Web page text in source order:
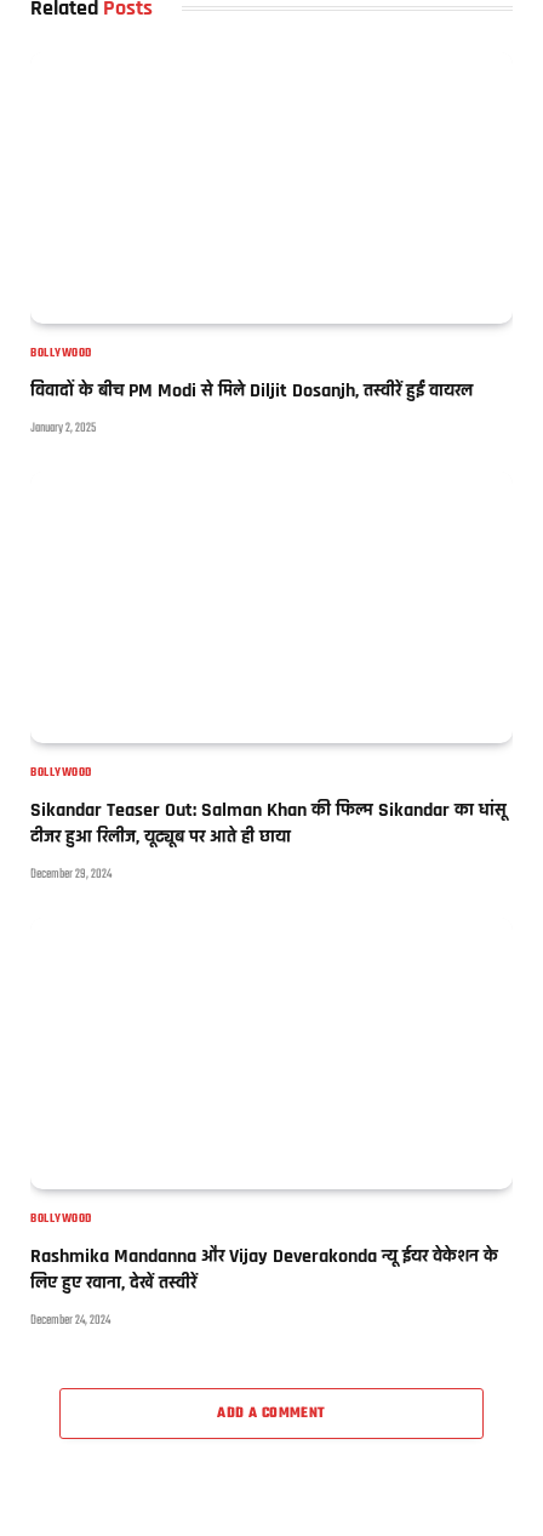
Related Posts
BOLLYWOOD
विवादों के बीच PM Modi से मिले Diljit Dosanjh, तस्वीरें हुईं वायरल
January 2, 2025
BOLLYWOOD
Sikandar Teaser Out: Salman Khan की फिल्म Sikandar का धांसू
टीजर हुआ रिलीज, यूट्यूब पर आते ही छाया
December 29, 2024
BOLLYWOOD
Rashmika Mandanna और Vijay Deverakonda न्यू ईयर वेकेशन के
लिए हुए रवाना, देखें तस्वीरें
December 24, 2024
ADD A COMMENT